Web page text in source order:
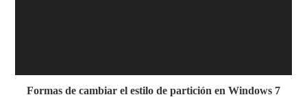
Formas de cambiar el estilo de partición en Windows 7